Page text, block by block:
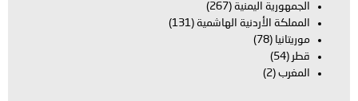
الجمهورية اليمنية (267)
المملكة الأردنية الهاشمية (131)
موريتانيا (78)
قطر (54)
المغرب (2)